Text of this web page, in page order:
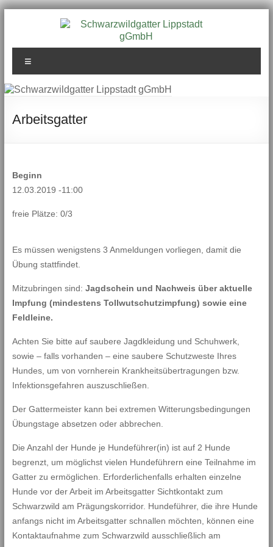
Schwarzwildgatter
Lippstadt gGmbH
Arbeitsgatter
Beginn
12.03.2019 -11:00
freie Plätze: 0/3
Es müssen wenigstens 3 Anmeldungen vorliegen, damit die
Übung stattfindet.
Mitzubringen sind: Jagdschein und Nachweis über aktuelle
Impfung (mindestens Tollwutschutzimpfung) sowie eine
Feldleine.
Achten Sie bitte auf saubere Jagdkleidung und Schuhwerk,
sowie – falls vorhanden – eine saubere Schutzweste Ihres
Hundes, um von vornherein Krankheitsübertragungen bzw.
Infektionsgefahren auszuschließen.
Der Gattermeister kann bei extremen Witterungsbedingungen
Übungstage absetzen oder abbrechen.
Die Anzahl der Hunde je Hundeführer(in) ist auf 2 Hunde
begrenzt, um möglichst vielen Hundeführern eine Teilnahme im
Gatter zu ermöglichen. Erforderlichenfalls erhalten einzelne
Hunde vor der Arbeit im Arbeitsgatter Sichtkontakt zum
Schwarzwild am Prägungskorridor. Hundeführer, die ihre Hunde
anfangs nicht im Arbeitsgatter schnallen möchten, können eine
Kontaktaufnahme zum Schwarzwild ausschließlich am